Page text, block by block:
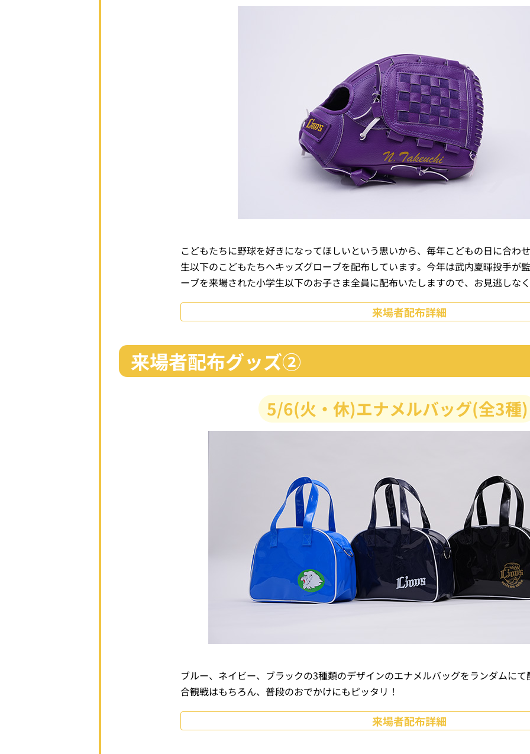
こどもたちに野球を好きになってほしいという思いから、毎年こどもの日に合わ
生以下のこどもたちへキッズグローブを配布しています。今年は武内夏暉投手が
ーブを来場された小学生以下のお子さま全員に配布いたしますので、お見逃しな
来場者配布詳細
来場者配布グッズ②
5/6(火・休)エナメルバッグ(全3種)
ブルー、ネイビー、ブラックの3種類のデザインのエナメルバッグをランダムに
合観戦はもちろん、普段のおでかけにもピッタリ！
来場者配布詳細